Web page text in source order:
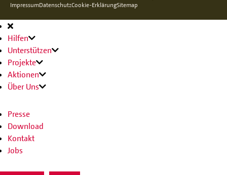
ImpressumDatenschutzCookie-ErklärungSitemap
Hauptnavigation
Hilfen
Unterstützen
Projekte
Aktionen
Über Uns
Presse
Download
Kontakt
Jobs